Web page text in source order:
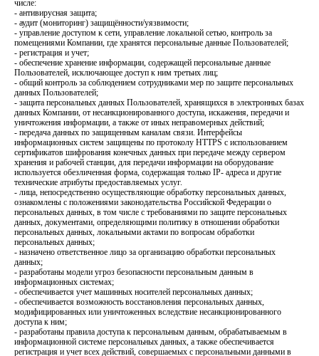
числе:
- антивирусная защита;
- аудит (мониторинг) защищённости/уязвимости;
- управление доступом к сети, управление локальной сетью, контроль за
помещениями Компании, где хранятся персональные данные Пользователей;
- регистрация и учет;
- обеспечение хранение информации, содержащей персональные данные
Пользователей, исключающее доступ к ним третьих лиц;
- общий контроль за соблюдением сотрудниками мер по защите персональных
данных Пользователей;
- защита персональных данных Пользователей, хранящихся в электронных базах
данных Компании, от несанкционированного доступа, искажения, передачи и
уничтожения информации, а также от иных неправомерных действий;
- передача данных по защищенным каналам связи. Интерфейсы
информационных систем защищены по протоколу HTTPS с использованием
сертификатов шифрования конечных данных при передаче между сервером
хранения и рабочей станции, для передачи информации на оборудование
используется обезличенная форма, содержащая только IP- адреса и другие
технические атрибуты предоставляемых услуг.
- лица, непосредственно осуществляющие обработку персональных данных,
ознакомлены с положениями законодательства Российской Федерации о
персональных данных, в том числе с требованиями по защите персональных
данных, документами, определяющими политику в отношении обработки
персональных данных, локальными актами по вопросам обработки
персональных данных;
- назначено ответственное лицо за организацию обработки персональных
данных;
- разработаны модели угроз безопасности персональным данным в
информационных системах;
- обеспечивается учет машинных носителей персональных данных;
- обеспечивается возможность восстановления персональных данных,
модифицированных или уничтоженных вследствие несанкционированного
доступа к ним;
- разработаны правила доступа к персональным данным, обрабатываемым в
информационной системе персональных данных, а также обеспечивается
регистрация и учет всех действий, совершаемых с персональными данными в